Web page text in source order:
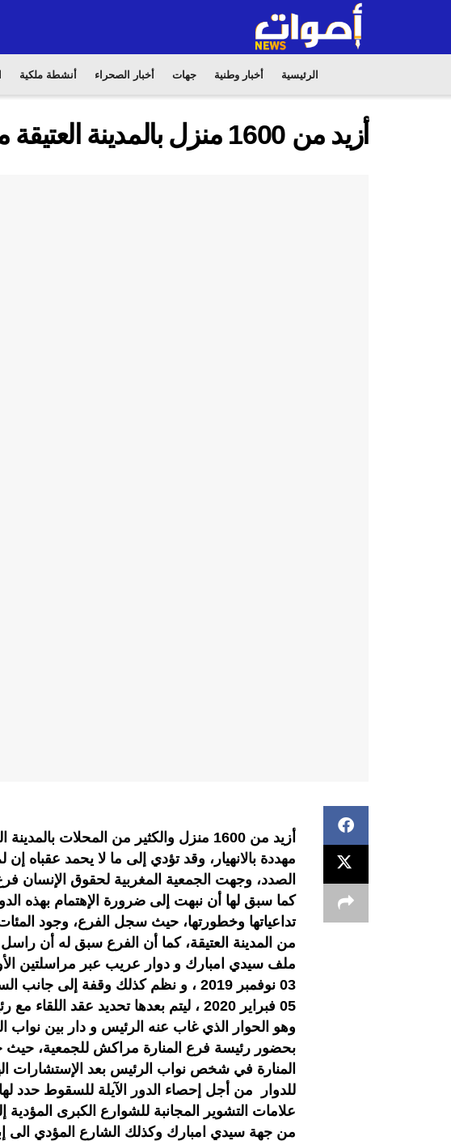
الرئيسية أخبار وطنية جهات أخبار الصحراء أنشطة ملكية
أزيد من 1600 منزل بالمدينة العتيقة مراكش مهدد بالإنهيار
أزيد من 1600 منزل والكثير من المحلات
مهددة بالانهيار، وقد تؤدي إلى ما لا يحمد عقباه
الصدد، وجهت الجمعية المغربية لحقوق الإنسان
كما سبق لها أن نبهت إلى ضرورة الإهتمام بهذه
تداعياتها وخطورتها، حيث سجل الفرع، وجود
من المدينة العتيقة، كما أن الفرع سبق له أن
03 نوفمبر 2019 ، و نظم كذلك وقفة إلى
وهو الحوار الذي غاب عنه الرئيس و دار بين
بحضور رئيسة فرع المنارة مراكش للجمعية، حيث
المنارة في شخص نواب الرئيس بعد الإستشارات
علامات التشوير المجانبة للشوارع الكبرى المؤدية
من جهة سيدي امبارك وكذلك الشارع المؤدي الى